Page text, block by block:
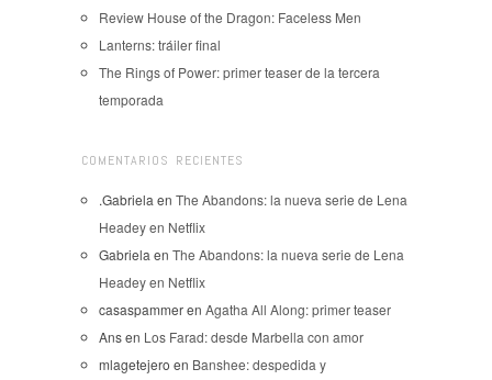
Review House of the Dragon: Faceless Men
Lanterns: tráiler final
The Rings of Power: primer teaser de la tercera
temporada
COMENTARIOS RECIENTES
.Gabriela en The Abandons: la nueva serie de Lena
Headey en Netflix
Gabriela en The Abandons: la nueva serie de Lena
Headey en Netflix
casaspammeren Agatha All Along: primer teaser
Ansen Los Farad: desde Marbella con amor
mlagetejero en Banshee: despedida y